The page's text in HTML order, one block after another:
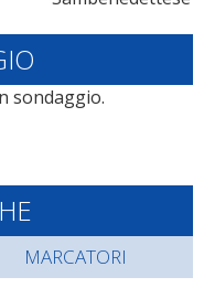
sondaggio.
MARCATORI